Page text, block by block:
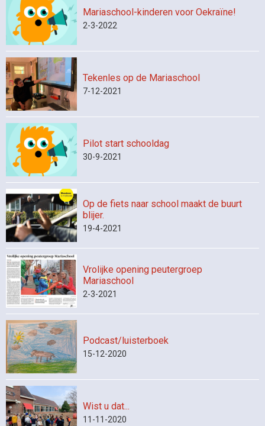
Mariaschool-kinderen voor Oekraïne!
2-3-2022
Tekenles op de Mariaschool
7-12-2021
Pilot start schooldag
30-9-2021
Op de fiets naar school maakt de buurt
blijer.
19-4-2021
Vrolijke opening peutergroep
Mariaschool
2-3-2021
Podcast/luisterboek
15-12-2020
Wist u dat...
11-11-2020